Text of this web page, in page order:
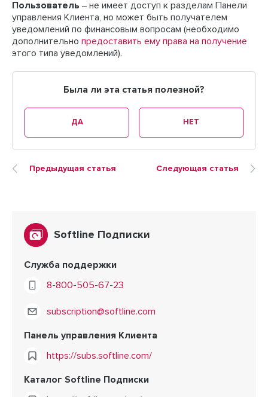
Пользователь ‒ не имеет доступ к разделам Панели
управления Клиента, но может быть получателем
уведомлений по финансовым вопросам (необходимо
дополнительно предоставить ему права на получение
этого типа уведомлений).
Была ли эта статья полезной?
ДА НЕТ
Предыдущая статья Следующая статья
Softline Подписки
Служба поддержки
8-800-505-67-23
subscription@softline.com
Панель управления Клиента
https://subs.softline.com/
Каталог Softline Подписки